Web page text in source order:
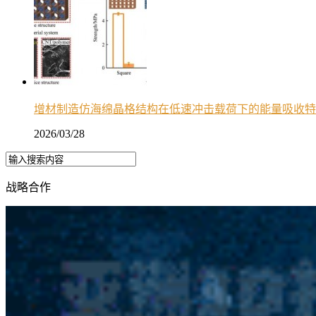
增材制造仿海绵晶格结构在低速冲击载荷下的能量吸收
2026/03/28
战略合作